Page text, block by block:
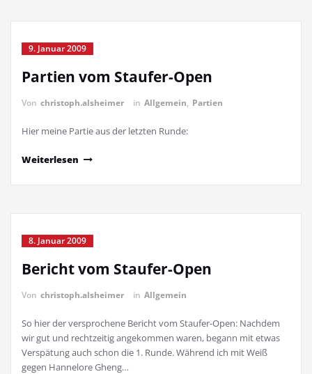
9. Januar 2009
Partien vom Staufer-Open
Von christoph.alsheimer in Allgemein, Partien
Hier meine Partie aus der letzten Runde:
Weiterlesen
8. Januar 2009
Bericht vom Staufer-Open
Von christoph.alsheimer in Allgemein
So hier der versprochene Bericht vom Staufer-Open: Nachdem
wir gut und rechtzeitig angekommen waren, begann mit etwas
Verspätung auch schon die 1. Runde. Während ich mit Weiß
gegen Hannelore Gheng…